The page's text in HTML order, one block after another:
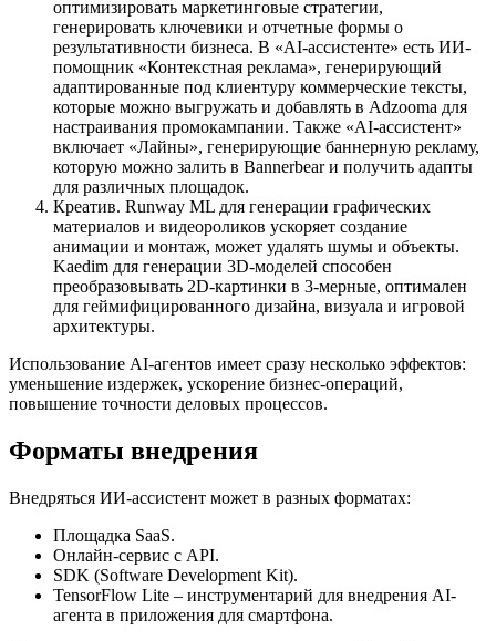
оптимизировать маркетинговые стратегии,
генерировать ключевики и отчетные формы о
результативности бизнеса. В «AI-ассистенте» есть ИИ-
помощник «Контекстная реклама», генерирующий
адаптированные под клиентуру коммерческие тексты,
которые можно выгружать и добавлять в Adzooma для
настраивания промокампании. Также «AI-ассистент»
включает «Лайны», генерирующие баннерную рекламу,
которую можно залить в Bannerbear и получить адапты
для различных площадок.
Креатив. Runway ML для генерации графических
материалов и видеороликов ускоряет создание
анимации и монтаж, может удалять шумы и объекты.
Kaedim для генерации 3D-моделей способен
преобразовывать 2D-картинки в 3-мерные, оптимален
для геймифицированного дизайна, визуала и игровой
архитектуры.
Использование AI-агентов имеет сразу несколько эффектов:
уменьшение издержек, ускорение бизнес-операций,
повышение точности деловых процессов.
Форматы внедрения
Внедряться ИИ-ассистент может в разных форматах:
Площадка SaaS.
Онлайн-сервис с API.
SDK (Software Development Kit).
TensorFlow Lite – инструментарий для внедрения AI-
агента в приложения для смартфона.